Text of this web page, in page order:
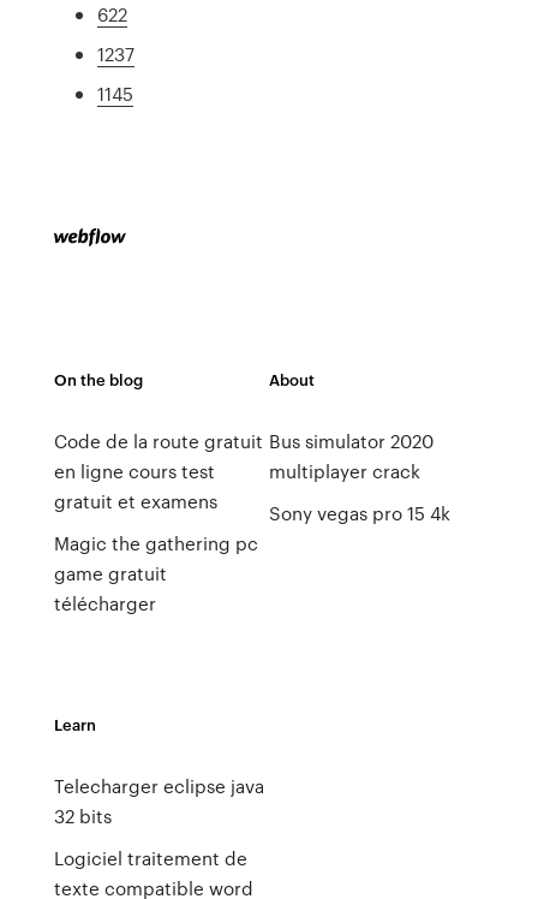
622
1237
1145
On the blog
Code de la route gratuit
en ligne cours test
gratuit et examens
Magic the gathering pc
game gratuit
télécharger
About
Bus simulator 2020
multiplayer crack
Sony vegas pro 15 4k
Learn
Telecharger eclipse java
32 bits
Logiciel traitement de
texte compatible word